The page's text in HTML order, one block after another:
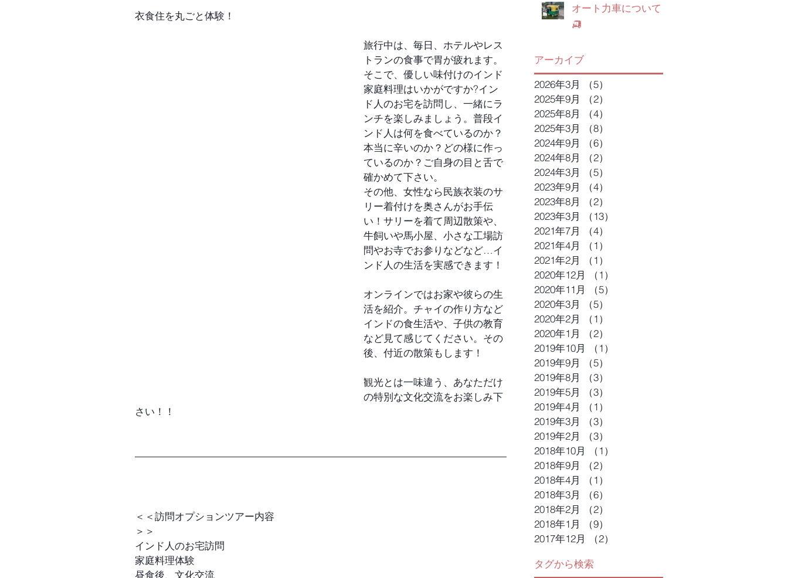
衣食住を丸ごと体験！
旅行中は、毎日、ホテルやレス
トランの食事で胃が疲れます。
そこで、優しい味付けのインド
家庭料理はいかがですか?イン
ド人のお宅を訪問し、一緒にラ
ンチを楽しみましょう。普段イ
ンド人は何を食べているのか？
本当に辛いのか？どの様に作っ
ているのか？ご自身の目と舌で
確かめて下さい。
その他、女性なら民族衣装のサ
リー着付けを奥さんがお手伝
い！サリーを着て周辺散策や、
牛飼いや馬小屋、小さな工場訪
問やお寺でお参りなどなど…イ
ンド人の生活を実感できます！
オンラインではお家や彼らの生
活を紹介。チャイの作り方など
インドの食生活や、子供の教育
など見て感じてください。その
後、付近の散策もします！
観光とは一味違う、あなただけ
の特別な文化交流をお楽しみ下
さい！！
＜＜訪問オプションツアー内容
＞＞
インド人のお宅訪問
家庭料理体験
昼食後、文化交流
オート力車について
🛺
アーカイブ
2026年3月
（5）
2025年9月
（2）
2025年8月
（4）
2025年3月
（8）
2024年9月
（6）
2024年8月
（2）
2024年3月
（5）
2023年9月
（4）
2023年8月
（2）
2023年3月
（13）
2021年7月
（4）
2021年4月
（1）
2021年2月
（1）
2020年12月
（1）
2020年11月
（5）
2020年3月
（5）
2020年2月
（1）
2020年1月
（2）
2019年10月
（1）
2019年9月
（5）
2019年8月
（3）
2019年5月
（3）
2019年4月
（1）
2019年3月
（3）
2019年2月
（3）
2018年10月
（1）
2018年9月
（2）
2018年4月
（1）
2018年3月
（6）
2018年2月
（2）
2018年1月
（9）
2017年12月
（2）
タグから検索